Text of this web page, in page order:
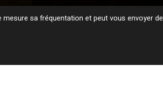
sa fréquentation et peut vous envoyer